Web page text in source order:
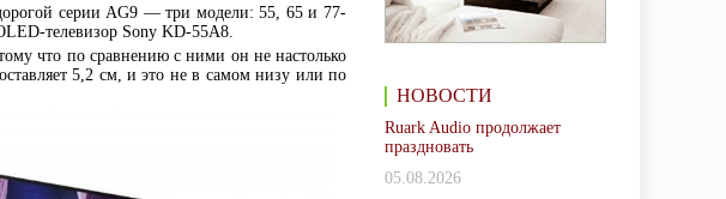
серии AG9 — три модели: 55, 65 и 77-
телевизор Sony KD-55A8.
что по сравнению с ними он не настолько
5,2 см, и это не в самом низу или по
НОВОСТИ
Ruark Audio продолжает
праздновать
05.08.2026